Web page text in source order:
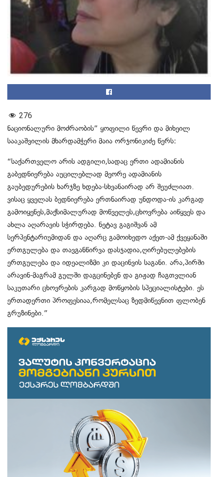
276
ნაციონალური მოძრაობის” ყოფილი წევრი და მიხეილ
სააკაშვილის მხარდამჭერი მაია ორჯონიკიძე წერს:
“საქართველო არის ადგილი,სადაც ერთი ადამიანის
გაბედნიერება აუცილებლად მეორე ადამიანის
გაუბედურების ხარჯზე ხდება-სხვანაირად არ შეუძლიათ.
ვისაც ყველას ბედნიერება ერთნაირად უნდოდა-ის კარგად
გამოიყენეს,მაქსიმალურად მოწველეს,ცხოვრება აიწყვეს და
ახლა აღარავის სჭირდება. ნეტავ გაგიშვან ამ
სერპენტარიუმიდან და აღარც გამოიხედო აქეთ-ამ ქვეყანაში
ერთგულება და თავგანწირვა დასჯადია,ღირებულებების
ერთგულება და იდეალიზმი კი დაცინვის საგანი. არა,პირში
არავინ-მაგრამ გულში დაგცინებენ და გიჟად ჩაგთვლიან
საკუთარი ცხოვრების კარგად მოწყობის სპეციალისტები. ეს
ერთადერთი პროფესიაა,რომელსაც ზედმიწევნით ფლობენ
გრუზინები.”